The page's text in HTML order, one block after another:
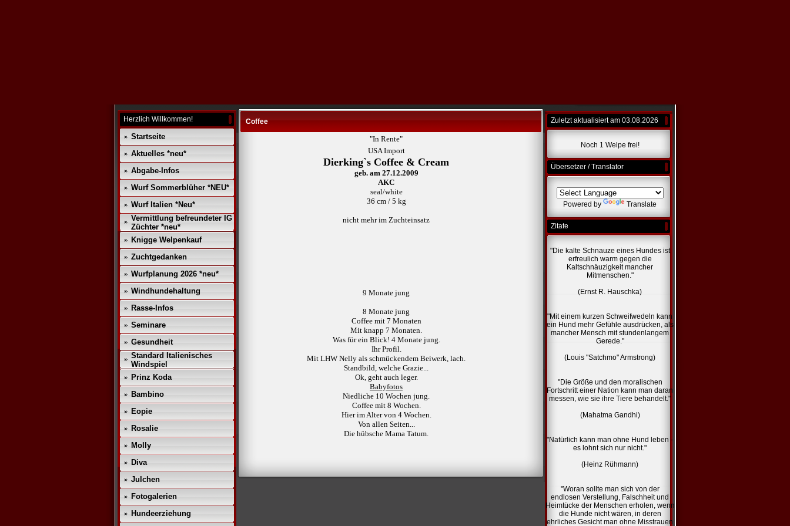
Herzlich Willkommen!
Startseite
Aktuelles *neu*
Abgabe-Infos
Wurf Sommerblüher *NEU*
Wurf Italien *Neu*
Vermittlung befreundeter IG
Züchter *neu*
Knigge Welpenkauf
Zuchtgedanken
Wurfplanung 2026 *neu*
Windhundehaltung
Rasse-Infos
Seminare
Gesundheit
Standard Italienisches
Windspiel
Prinz Koda
Bambino
Eopie
Rosalie
Molly
Diva
Julchen
Fotogalerien
Hundeerziehung
Coffee
"In Rente"
USA Import
Dierking`s Coffee & Cream
geb. am 27.12.2009
AKC
seal/white
36 cm / 5 kg
nicht mehr im Zuchteinsatz
9 Monate jung
8 Monate jung
Coffee mit 7 Monaten
Mit knapp 7 Monaten.
Was für ein Blick! 4 Monate jung.
Ihr Profil.
Mit LHW Nelly als schmückendem Beiwerk, lach.
Standbild, welche Grazie...
Ok, geht auch leger.
Babyfotos
Niedliche 10 Wochen jung.
Coffee mit 8 Wochen.
Hier im Alter von 4 Wochen.
Von allen Seiten...
Die hübsche Mama Tatum.
Zuletzt aktualisiert am 03.08.2026
Noch 1 Welpe frei!
Übersetzer / Translator
Powered by Translate
Zitate
"Die kalte Schnauze eines Hundes ist
erfreulich warm gegen die
Kaltschnäuzigkeit mancher
Mitmenschen."
(Ernst R. Hauschka)
"Mit einem kurzen Schweifwedeln kann
ein Hund mehr Gefühle ausdrücken, als
mancher Mensch mit stundenlangem
Gerede."
(Louis "Satchmo" Armstrong)
"Die Größe und den moralischen
Fortschritt einer Nation kann man daran
messen, wie sie ihre Tiere behandelt."
(Mahatma Gandhi)
"Natürlich kann man ohne Hund leben -
es lohnt sich nur nicht."
(Heinz Rühmann)
"Woran sollte man sich von der
endlosen Verstellung, Falschheit und
Heimtücke der Menschen erholen, wenn
die Hunde nicht wären, in deren
ehrliches Gesicht man ohne Misstrauen